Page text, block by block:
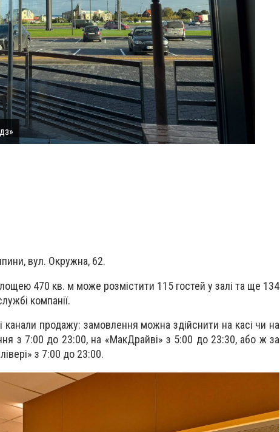
вул. Окружна, 62.
470 кв. м може розмістити 115 гостей у залі та ще 134
компанії.
продажу: замовлення можна здійснити на касі чи на
з 7:00 до 23:00, на «МакДрайві» з 5:00 до 23:30, або ж за
з 7:00 до 23:00.